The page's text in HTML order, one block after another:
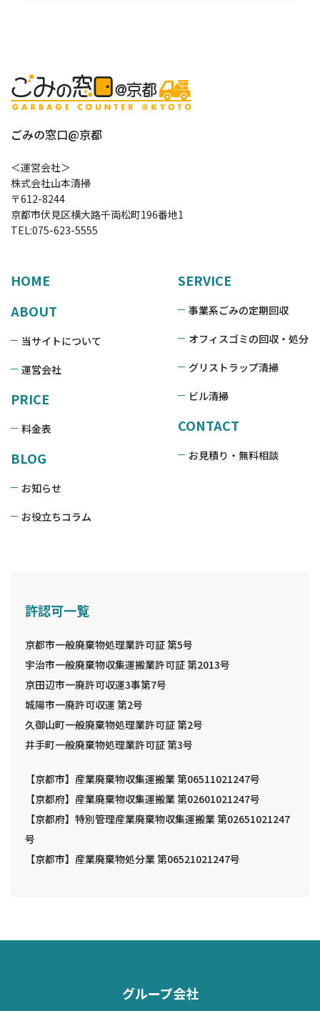
ごみの窓口@京都
＜運営会社＞
株式会社山本清掃
〒612-8244
京都市伏見区横大路千両松町196番地1
TEL:075-623-5555
HOME
ABOUT
当サイトについて
運営会社
PRICE
料金表
BLOG
お知らせ
お役立ちコラム
SERVICE
事業系ごみの定期回収
オフィスゴミの回収・処分
グリストラップ清掃
ビル清掃
CONTACT
お見積り・無料相談
許認可一覧
京都市一般廃棄物処理業許可証 第5号
宇治市一般廃棄物収集運搬業許可証 第2013号
京田辺市一廃許可収運3事第7号
城陽市一廃許可収運 第2号
久御山町一般廃棄物処理業許可証 第2号
井手町一般廃棄物処理業許可証 第3号
【京都市】産業廃棄物収集運搬業 第06511021247号
【京都府】産業廃棄物収集運搬業 第02601021247号
【京都府】特別管理産業廃棄物収集運搬業 第02651021247
号
【京都市】産業廃棄物処分業 第06521021247号
グループ会社